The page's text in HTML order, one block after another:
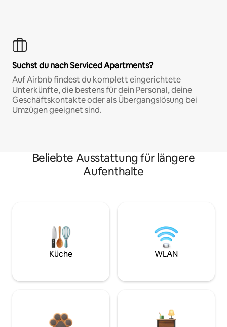
Suchst du nach Serviced Apartments?
Auf Airbnb findest du komplett eingerichtete
Unterkünfte, die bestens für dein Personal, deine
Geschäftskontakte oder als Übergangslösung bei
Umzügen geeignet sind.
Beliebte Ausstattung für längere
Aufenthalte
Küche WLAN